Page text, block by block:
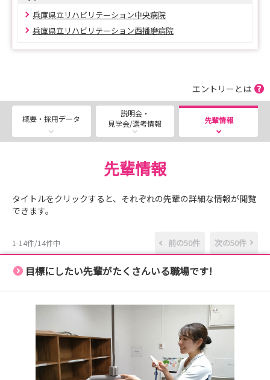
【詳細】
下記のURLから採用試験案内をご覧ください。
兵庫県立リハビリテーション中央病院
兵庫県立リハビリテーション西播磨病院
エントリーとは
概要・採用データ
説明会・
見学会/選考情報
先輩情報
先輩情報
タイトルをクリックすると、それぞれの先輩の詳細な情報が閲覧
できます。
1-14件/14件中 前の50件 次の50件
目標にしたい先輩がたくさんいる職場です!